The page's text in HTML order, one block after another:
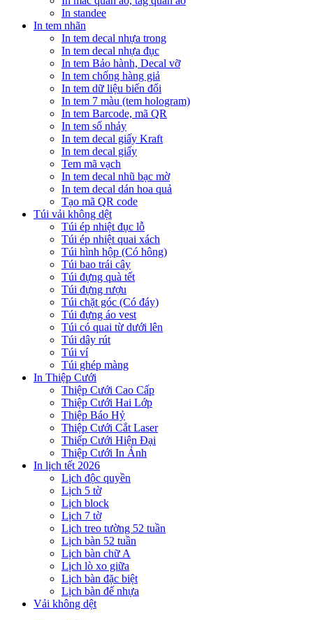
In standee
In tem nhãn
In tem decal nhựa trong
In tem decal nhựa đục
In tem Bảo hành, Decal vỡ
In tem chống hàng giả
In tem dữ liệu biến đổi
In tem 7 màu (tem hologram)
In tem Barcode, mã QR
In tem số nhảy
In tem decal giấy Kraft
In tem decal giấy
Tem mã vạch
In tem decal nhũ bạc mờ
In tem decal dán hoa quả
Tạo mã QR code
Túi vải không dệt
Túi ép nhiệt đục lỗ
Túi ép nhiệt quai xách
Túi hình hộp (Có hông)
Túi bao trái cây
Túi đựng quà tết
Túi đựng rượu
Túi chặt góc (Có đáy)
Túi đựng áo vest
Túi có quai từ dưới lên
Túi dây rút
Túi ví
Túi ghép màng
In Thiệp Cưới
Thiệp Cưới Cao Cấp
Thiệp Cưới Hai Lớp
Thiệp Báo Hỷ
Thiệp Cưới Cắt Laser
Thiếp Cưới Hiện Đại
Thiệp Cưới In Ảnh
In lịch tết 2026
Lịch độc quyền
Lịch 5 tờ
Lịch block
Lịch 7 tờ
Lịch treo tường 52 tuần
Lịch bàn 52 tuần
Lịch bàn chữ A
Lịch lò xo giữa
Lịch bàn đặc biệt
Lịch bàn đế nhựa
Vải không dệt